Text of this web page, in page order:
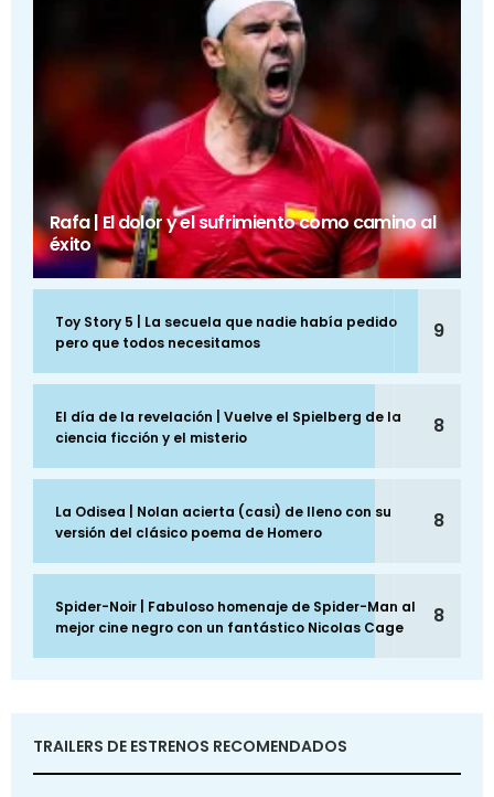
Rafa | El dolor y el sufrimiento como camino al
éxito
Toy Story 5 | La secuela que nadie había pedido
pero que todos necesitamos
9
El día de la revelación | Vuelve el Spielberg de la
ciencia ficción y el misterio
8
La Odisea | Nolan acierta (casi) de lleno con su
versión del clásico poema de Homero
8
Spider-Noir | Fabuloso homenaje de Spider-Man al
mejor cine negro con un fantástico Nicolas Cage
8
TRAILERS DE ESTRENOS RECOMENDADOS